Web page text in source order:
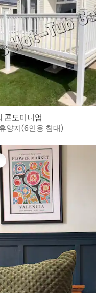
콘도미니엄
양지(6인용 침대)